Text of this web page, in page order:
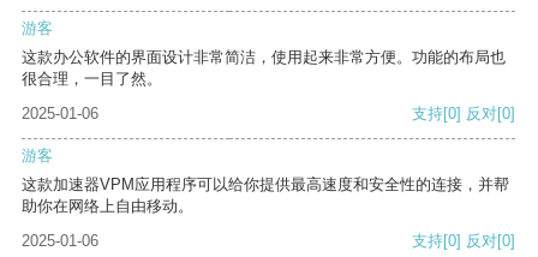
游客
这款办公软件的界面设计非常简洁，使用起来非常方便。功能的布局也
很合理，一目了然。
2025-01-06
支持[0] 反对[0]
游客
这款加速器VPM应用程序可以给你提供最高速度和安全性的连接，并帮
助你在网络上自由移动。
2025-01-06
支持[0] 反对[0]